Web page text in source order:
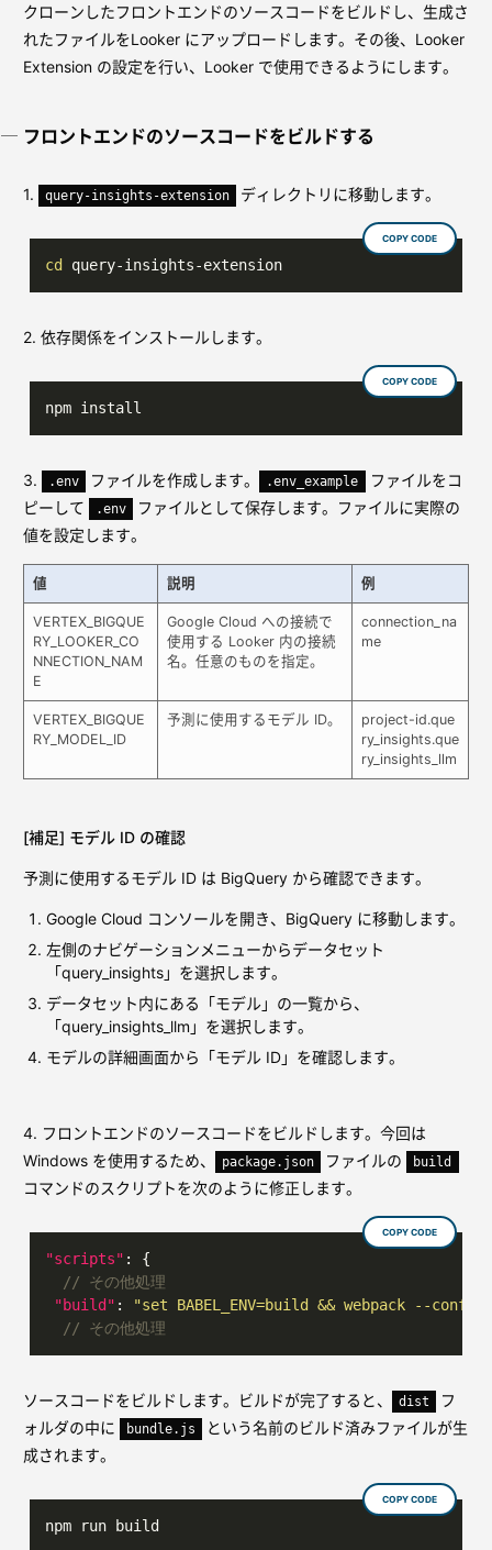
クローンしたフロントエンドのソースコードをビルドし、生成さ
れたファイルをLooker にアップロードします。その後、Looker
Extension の設定を行い、Looker で使用できるようにします。
フロントエンドのソースコードをビルドする
1. query-insights-extension ディレクトリに移動します。
COPY CODE
cd query-insights-extension
2. 依存関係をインストールします。
COPY CODE
npm install
3. .env ファイルを作成します。 .env_example
ファイルをコ
ピーして
.env
ファイルとして保存します。ファイルに実際の
値を設定します。
値 説明 例
VERTEX_BIGQUE
RY_LOOKER_CO
NNECTION_NAM
E
Google Cloud への接続で
使用する Looker 内の接続
名。任意のものを指定。
connection_na
me
VERTEX_BIGQUE
RY_MODEL_ID
予測に使用するモデル ID。
project-id.que
ry_insights.que
ry_insights_llm
[補足] モデル ID の確認
予測に使用するモデル ID は BigQuery から確認できます。
Google Cloud コンソールを開き、BigQuery に移動します。
左側のナビゲーションメニューからデータセット
「query_insights」を選択します。
データセット内にある「モデル」の一覧から、
「query_insights_llm」を選択します。
モデルの詳細画面から「モデル ID」を確認します。
4. フロントエンドのソースコードをビルドします。今回は
Windows を使用するため、
package.json ファイルの build
コマンドのスクリプトを次のように修正します。
COPY CODE
"scripts" :
{
// その他処理
"build" :
"set BABEL_ENV=build && webpack --
// その他処理
ソースコードをビルドします。ビルドが完了すると、 dist
フ
ォルダの中に
bundle.js
という名前のビルド済みファイルが生
成されます。
COPY CODE
npm run build